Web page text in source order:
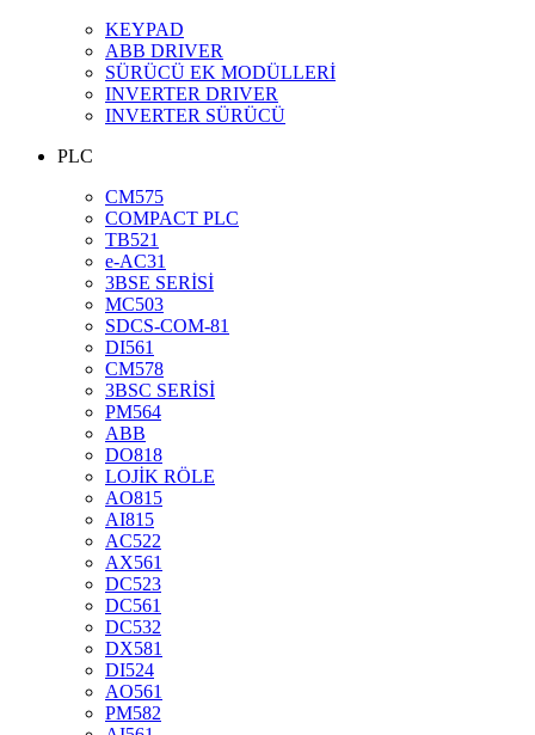
KEYPAD
ABB DRIVER
SÜRÜCÜ EK MODÜLLERİ
INVERTER DRIVER
INVERTER SÜRÜCÜ
PLC
CM575
COMPACT PLC
TB521
e-AC31
3BSE SERİSİ
MC503
SDCS-COM-81
DI561
CM578
3BSC SERİSİ
PM564
ABB
DO818
LOJİK RÖLE
AO815
AI815
AC522
AX561
DC523
DC561
DC532
DX581
DI524
AO561
PM582